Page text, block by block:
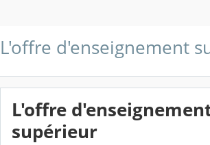
L'offre d'enseignement
L'offre
supérieur